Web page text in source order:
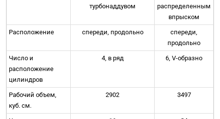
турбонаддувом
распределенным
впрыском
Расположение спереди, продольно
спереди,
продольно
Число и
расположение
цилиндров
4, в ряд 6, V-образно
Рабочий объем,
куб. см.
2902 3497